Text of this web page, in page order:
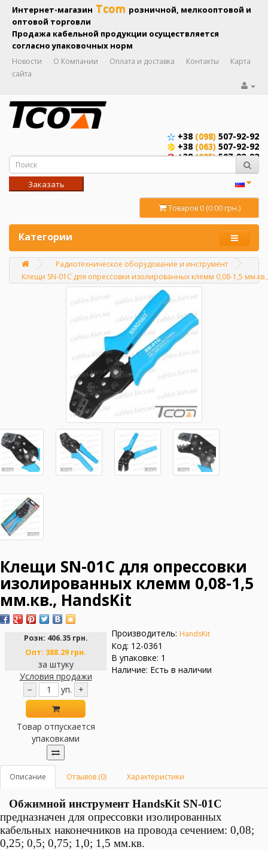
Интернет-магазин Tcom розничной, мелкооптовой и
оптовой торговли
Продажа кабельной продукции осуществляется
согласно упаковочных норм
Новости О Компании Оплата и доставка Контакты
Карта
сайта
+38 (098) 507-92-92
+38 (063) 507-92-92
+38(095)507-92-92
Заказать
Товаров 0 (0.00 грн.)
Категории
Главная
Радиотехническое оборудование и инструмент
Клещи SN-01C для опрессовки изолированных клемм 0,08-1,5
Клещи SN-01C для опрессовки
изолированных клемм 0,08-1,5
мм.кв., HandsKit
Розн: 406.35 грн.
Опт: 388.29 грн.
за штуку
Условия продажи
−
уп. +
Товар отпускается
упаковками
Производитель: HandsKit
Код: 12-0361
В упаковке: 1
Наличие: Есть в наличии
Описание Отзывов (0) Характеристики
Обжимной инструмент HandsKit SN-01C
предназначен для опрессовки изолированных
кабельных наконечников на провода сечением: 0,08;
0,25; 0,5; 0,75; 1,0; 1,5 мм.кв.